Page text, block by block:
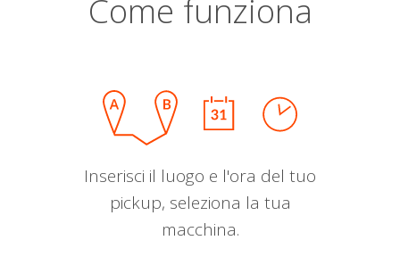
Come funziona
Inserisci il luogo e l'ora del tuo
pickup, seleziona la tua
macchina.